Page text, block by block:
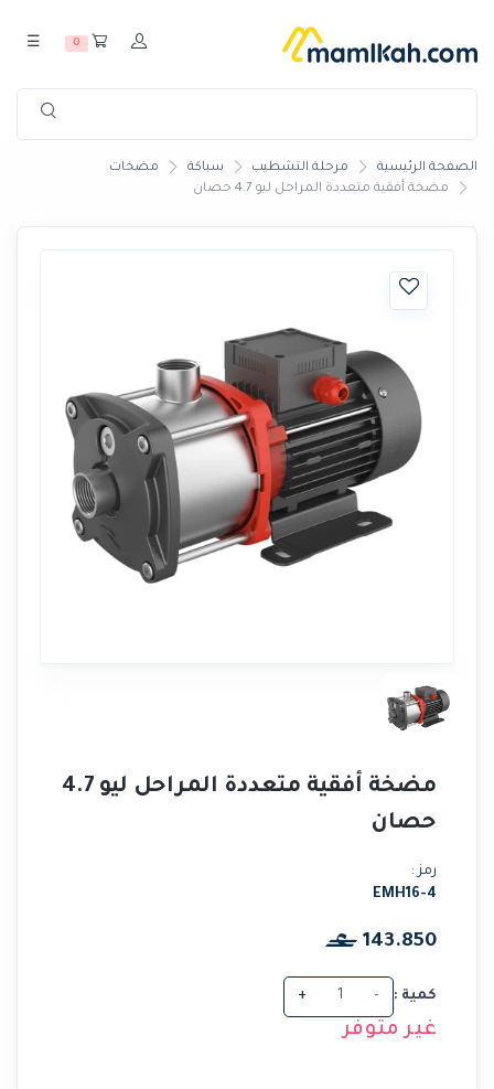
0
☰
الصفحة الرئيسية مرحلة التشطيب سباكة
مضخات
مضخة أفقية متعددة المراحل ليو 4.7 حصان
مضخة أفقية متعددة المراحل ليو 4.7
حصان
رمز :
EMH16-4
143.850
كمية : -
+
غير متوفر